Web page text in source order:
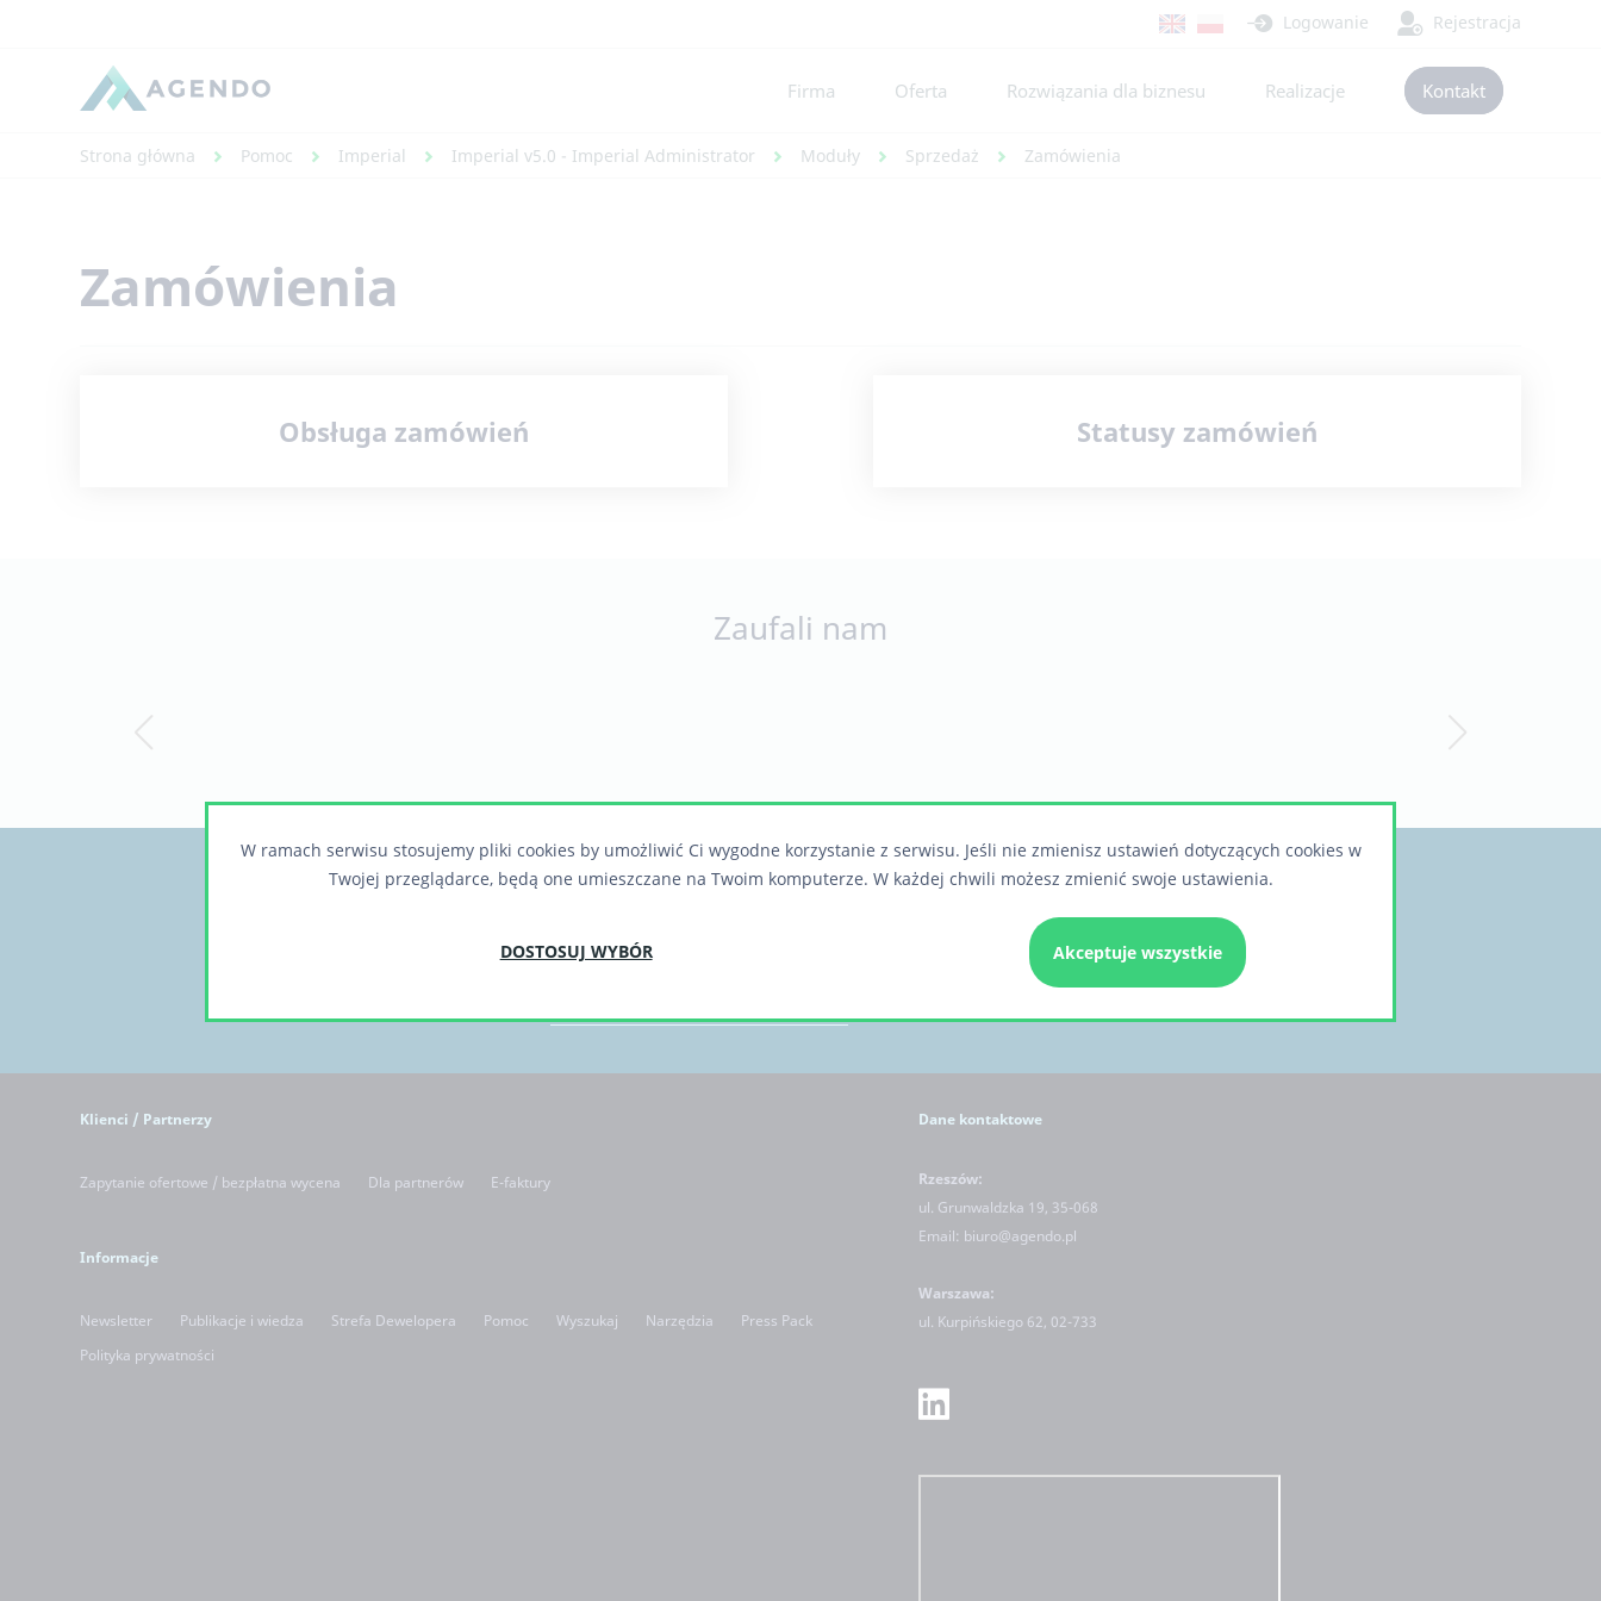
Logowanie Rejestracja
Firma Oferta Rozwiązania dla biznesu Realizacje Kontakt
Strona główna Pomoc Imperial Imperial v5.0 - Imperial Administrator Moduły Sprzedaż Zamówienia
Zamówienia
Obsługa zamówień Statusy zamówień
Zaufali nam
Chcesz otrzymywać informacje o nowych, ciekawych rozwiązaniach lub realizacjach?
Klienci / Partnerzy
Zapytanie ofertowe / bezpłatna wycena Dla partnerów E-faktury
Informacje
Newsletter Publikacje i wiedza Strefa Dewelopera Pomoc Wyszukaj Narzędzia
Press Pack
Polityka prywatności
Dane kontaktowe
Rzeszów:
ul. Grunwaldzka 19, 35-068
Email: biuro@agendo.pl
Warszawa:
ul. Kurpińskiego 62, 02-733
W ramach serwisu stosujemy pliki cookies by umożliwić Ci wygodne korzystanie z serwisu. Jeśli nie zmienisz ustawień dotyczących cookies w
Twojej przeglądarce, będą one umieszczane na Twoim komputerze. W każdej chwili możesz zmienić swoje ustawienia.
DOSTOSUJ WYBÓR Akceptuje wszystkie